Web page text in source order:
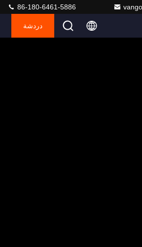
86-180-6461-5886
دردشة